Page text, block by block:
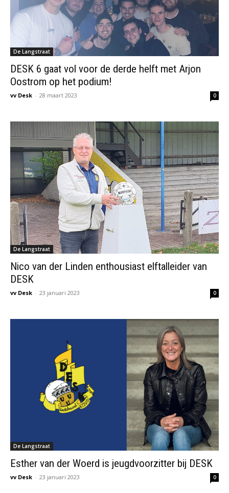
De Langstraat
DESK 6 gaat vol voor de derde helft met Arjon
Oostrom op het podium!
vv Desk - 28 maart 2023 0
De Langstraat
Nico van der Linden enthousiast elftalleider van
DESK
vv Desk - 23 januari 2023 0
De Langstraat
Esther van der Woerd is jeugdvoorzitter bij DESK
vv Desk - 23 januari 2023 0